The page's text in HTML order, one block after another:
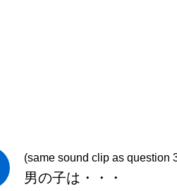
(same sound clip as question
男の子は・・・